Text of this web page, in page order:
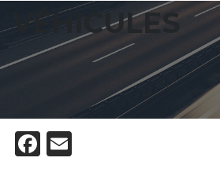
VÉHICULES
Facebook